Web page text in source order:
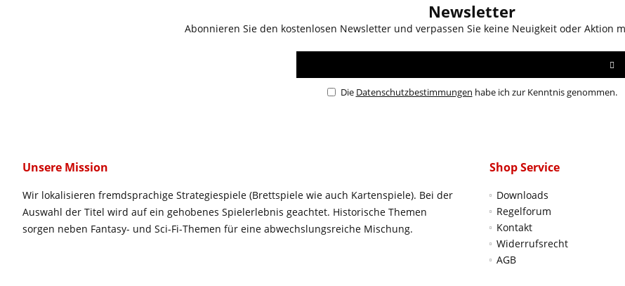
Newsletter
Abonnieren Sie den kostenlosen Newsletter und verpassen Sie keine Neuigkeit oder Aktion
Die Datenschutzbestimmungen habe ich zur Kenntnis genommen.
Unsere Mission
Wir lokalisieren fremdsprachige Strategiespiele (Brettspiele wie auch Kartenspiele). Bei der
Auswahl der Titel wird auf ein gehobenes Spielerlebnis geachtet. Historische Themen
sorgen neben Fantasy- und Sci-Fi-Themen für eine abwechslungsreiche Mischung.
Shop Service
Downloads
Regelforum
Kontakt
Widerrufsrecht
AGB